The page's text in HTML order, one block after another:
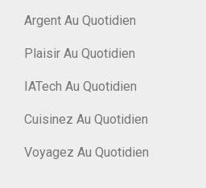
Argent Au Quotidien
Plaisir Au Quotidien
IATech Au Quotidien
Cuisinez Au Quotidien
Voyagez Au Quotidien